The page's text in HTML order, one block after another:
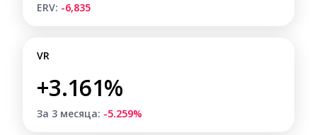
ERV: -6,835
VR
+3.161%
За 3 месяца: -5.259%